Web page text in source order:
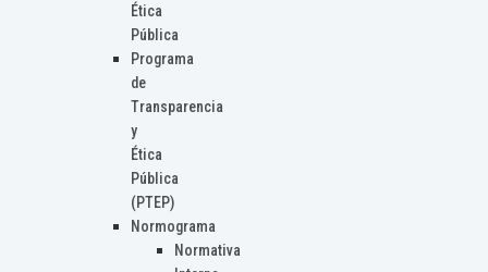
Ética
Pública
Programa
de
Transparencia
y
Ética
Pública
(PTEP)
Normograma
Normativa